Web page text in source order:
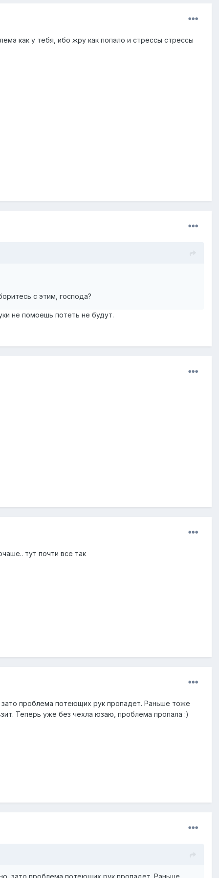
как у тебя, ибо жру как попало и стрессы стрессы
с этим, господа?
не помоешь потеть не будут.
тут почти все так
проблема потеющих рук пропадет. Раньше тоже
Теперь уже без чехла юзаю, проблема пропала :)